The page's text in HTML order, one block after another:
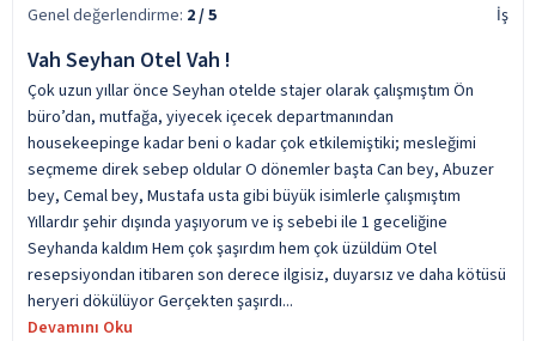
Genel değerlendirme: 2/ 5 İş
Vah Seyhan Otel Vah !
Çok uzun yıllar önce Seyhan otelde stajer olarak çalışmıştım Ön
büro’dan, mutfağa, yiyecek içecek departmanından
housekeepinge kadar beni o kadar çok etkilemiştiki; mesleğimi
seçmeme direk sebep oldular O dönemler başta Can bey, Abuzer
bey, Cemal bey, Mustafa usta gibi büyük isimlerle çalışmıştım
Yıllardır şehir dışında yaşıyorum ve iş sebebi ile 1 geceliğine
Seyhanda kaldım Hem çok şaşırdım hem çok üzüldüm Otel
resepsiyondan itibaren son derece ilgisiz, duyarsız ve daha kötüsü
heryeri dökülüyor Gerçekten şaşırdı...
Devamını Oku